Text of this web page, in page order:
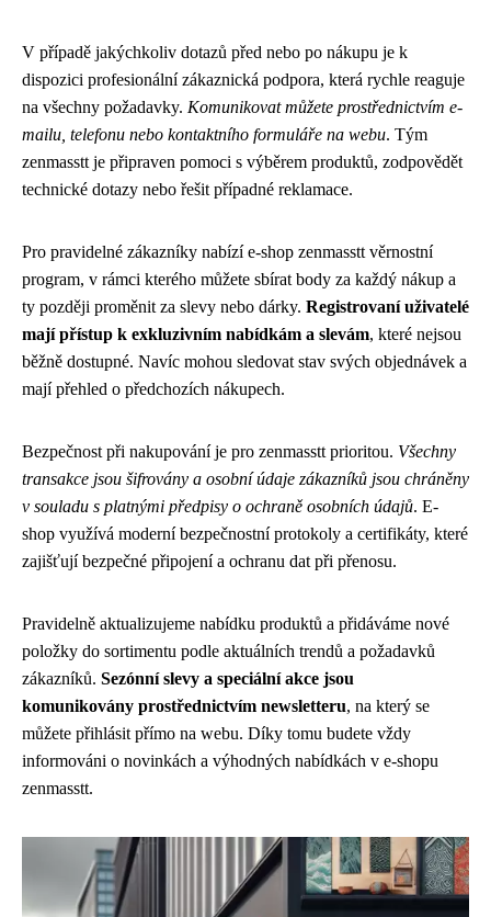
V případě jakýchkoliv dotazů před nebo po nákupu je k
dispozici profesionální zákaznická podpora, která rychle reaguje
na všechny požadavky. Komunikovat můžete prostřednictvím e-
mailu, telefonu nebo kontaktního formuláře na webu. Tým
zenmasstt je připraven pomoci s výběrem produktů, zodpovědět
technické dotazy nebo řešit případné reklamace.
Pro pravidelné zákazníky nabízí e-shop zenmasstt věrnostní
program, v rámci kterého můžete sbírat body za každý nákup a
ty později proměnit za slevy nebo dárky. Registrovaní uživatelé
mají přístup k exkluzivním nabídkám a slevám, které nejsou
běžně dostupné. Navíc mohou sledovat stav svých objednávek a
mají přehled o předchozích nákupech.
Bezpečnost při nakupování je pro zenmasstt prioritou. Všechny
transakce jsou šifrovány a osobní údaje zákazníků jsou chráněny
v souladu s platnými předpisy o ochraně osobních údajů. E-
shop využívá moderní bezpečnostní protokoly a certifikáty, které
zajišťují bezpečné připojení a ochranu dat při přenosu.
Pravidelně aktualizujeme nabídku produktů a přidáváme nové
položky do sortimentu podle aktuálních trendů a požadavků
zákazníků. Sezónní slevy a speciální akce jsou
komunikovány prostřednictvím newsletteru, na který se
můžete přihlásit přímo na webu. Díky tomu budete vždy
informováni o novinkách a výhodných nabídkách v e-shopu
zenmasstt.